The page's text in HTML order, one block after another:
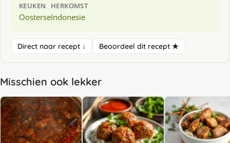
KEUKEN
Oosterse
HERKOMST
Indonesie
Direct naar recept ↓ Beoordeel dit recept ★
Misschien ook lekker